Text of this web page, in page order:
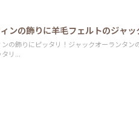
ンの飾りに羊毛フェルトのジャ
ンの飾りにピッタリ！ジャックオーランタ
タリ...